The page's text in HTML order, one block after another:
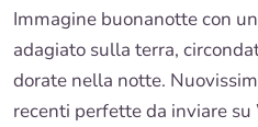
Immagine buonanotte con
adagiato sulla terra,
dorate nella notte.
recenti perfette da inviare